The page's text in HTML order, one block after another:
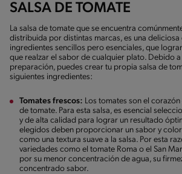
SALSA DE TOMATE
La salsa de tomate que se encuentra
distribuida por distintas marcas, es una
ingredientes sencillos pero esenciales, que
que realzar el sabor de cualquier plato. Debido
preparación, puedes crear tu propia salsa de
siguientes ingredientes:
Tomates frescos: Los tomates son el
de tomate. Para esta salsa, es esencial
y de alta calidad para lograr un resultado
elegidos deben proporcionar un sabor y
como una textura suave a la salsa. Por esta
variedades como el tomate Roma o el San
por su menor concentración de agua, su
concentrado sabor.